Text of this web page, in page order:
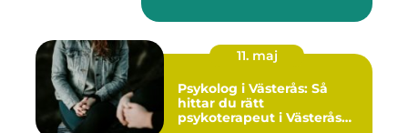
11. maj
Psykolog i Västerås: Så
hittar du rätt
psykoterapeut i Västerås